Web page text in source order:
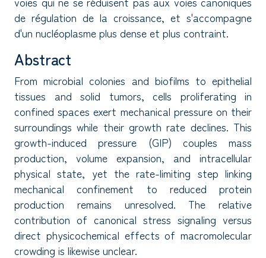
de régulation de la croissance, et s'accompagne
d'un nucléoplasme plus dense et plus contraint.
Abstract
From microbial colonies and biofilms to epithelial
tissues and solid tumors, cells proliferating in
confined spaces exert mechanical pressure on their
surroundings while their growth rate declines. This
growth-induced pressure (GIP) couples mass
production, volume expansion, and intracellular
physical state, yet the rate-limiting step linking
mechanical confinement to reduced protein
production remains unresolved. The relative
contribution of canonical stress signaling versus
direct physicochemical effects of macromolecular
crowding is likewise unclear.